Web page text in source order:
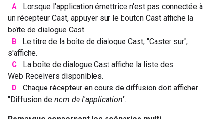
A
Lorsque l'application émettrice n'est pas connectée à
un récepteur Cast, appuyer sur le bouton Cast affiche la
boîte de dialogue Cast.
B
Le titre de la boîte de dialogue Cast, "Caster sur",
s'affiche.
C
La boîte de dialogue Cast affiche la liste des
Web Receivers disponibles.
D
Chaque récepteur en cours de diffusion doit afficher
"Diffusion de nom de l'application".